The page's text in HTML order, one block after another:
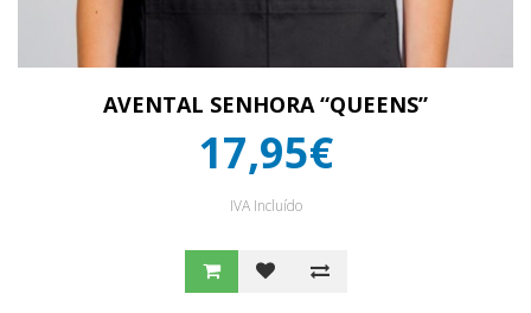
AVENTAL SENHORA “QUEENS”
17,95€
IVA Incluído